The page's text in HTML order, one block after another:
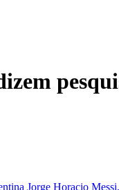
Jorge Horacio